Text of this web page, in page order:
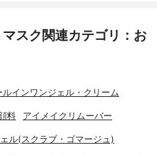
スク関連カテゴリ：お
ルインワンジェル・クリーム
料 アイメイクリムーバー
ル(スクラブ・ゴマージュ)